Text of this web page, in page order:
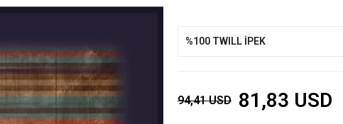
%100 TWILL İPEK
94,41 USD 81,83 USD